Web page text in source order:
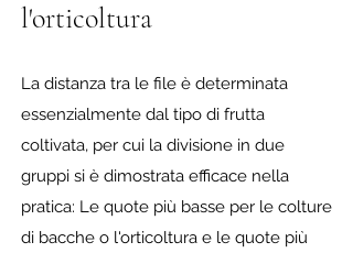
l'orticoltura
La distanza tra le file è determinata
essenzialmente dal tipo di frutta
coltivata, per cui la divisione in due
gruppi si è dimostrata efficace nella
pratica: Le quote più basse per le colture
di bacche o l'orticoltura e le quote più